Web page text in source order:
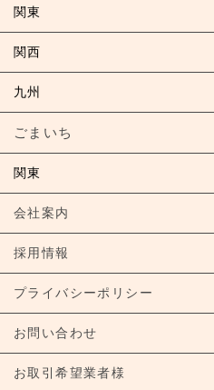
関東
関西
九州
ごまいち
関東
会社案内
採用情報
プライバシーポリシー
お問い合わせ
お取引希望業者様